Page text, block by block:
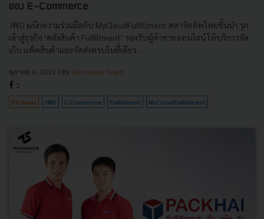
ของ E-Commerce
JWD ผนึกความร่วมมือกับ MyCloudFulfillment สตาร์ตอัพไทยชั้นนำ รุก
เข้าสู่ธุรกิจ ‘คลังสินค้า Fulfillment’ รองรับผู้ค้าขายออนไลน์ ให้บริการจัด
เก็บ แพ็คสินค้าและจัดส่งครบในที่เดียว...
ตุลาคม 6, 2021 | By Techsauce Team
2
PR News JWD E-Commerce Fulfillment MyCloudFulfillment